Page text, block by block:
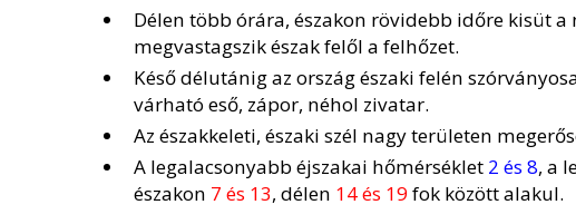
Délen több órára, északon rövidebb időre kisüt
megvastagszik észak felől a felhőzet.
Késő délutánig az ország északi felén
várható eső, zápor, néhol zivatar.
Az északkeleti, északi szél nagy területen
A legalacsonyabb éjszakai hőmérséklet 2 és 8, a
északon 7 és 13, délen 14 és 19fok között alakul.